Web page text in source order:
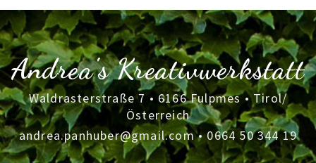
Andrea's Kreativwerkstatt
Waldrasterstraße 7 • 6166 Fulpmes • Tirol/
Österreich
andrea.panhuber@gmail.com•0664 50 344 19